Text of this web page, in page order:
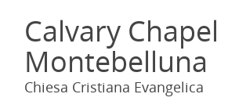
Calvary Chapel
Montebelluna
Chiesa Cristiana Evangelica